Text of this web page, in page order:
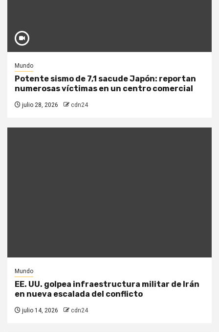
Mundo
Potente sismo de 7,1 sacude Japón: reportan
numerosas víctimas en un centro comercial
julio 28, 2026 cdn24
Mundo
EE. UU. golpea infraestructura militar de Irán
en nueva escalada del conflicto
julio 14, 2026 cdn24